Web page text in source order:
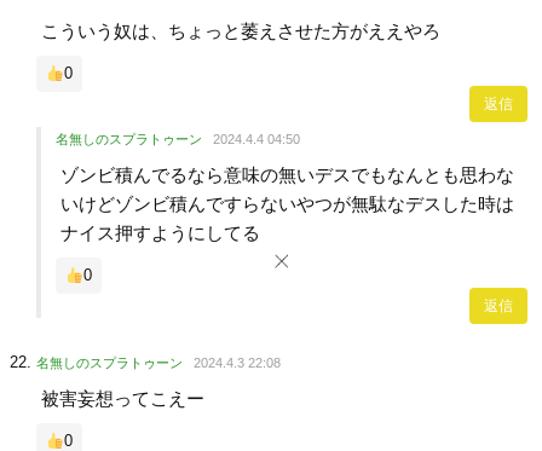
こういう奴は、ちょっと萎えさせた方がええやろ
0
返信
名無しのスプラトゥーン 2024.4.4 04:50
ゾンビ積んでるなら意味の無いデスでもなんとも思わな
いけどゾンビ積んですらないやつが無駄なデスした時は
ナイス押すようにしてる
0
返信
名無しのスプラトゥーン 2024.4.3 22:08
被害妄想ってこえー
0